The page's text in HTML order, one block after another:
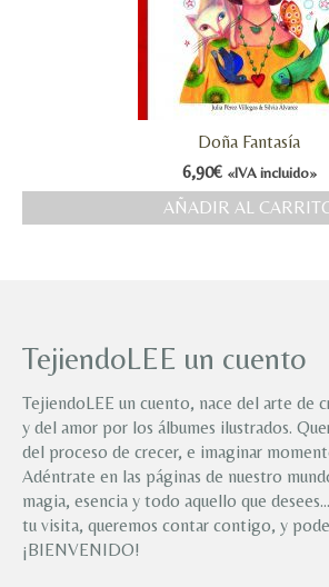
Doña Fantasía
6,90€ «IVA incluido»
AÑADIR AL
TejiendoLEE un cuento
TejiendoLEE un cuento, nace del arte de
y del amor por los álbumes ilustrados.
del proceso de crecer, e imaginar
Adéntrate en las páginas de nuestro
magia, esencia y todo aquello que
tu visita, queremos contar contigo, y
¡BIENVENIDO!